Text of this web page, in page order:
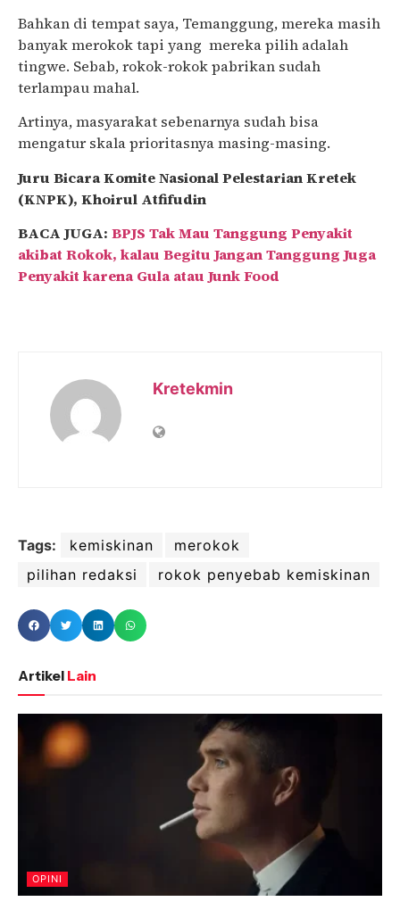
Bahkan di tempat saya, Temanggung, mereka masih
banyak merokok tapi yang mereka pilih adalah
tingwe. Sebab, rokok-rokok pabrikan sudah
terlampau mahal.
Artinya, masyarakat sebenarnya sudah bisa
mengatur skala prioritasnya masing-masing.
Juru Bicara Komite Nasional Pelestarian Kretek
(KNPK), Khoirul Atfifudin
BACA JUGA: BPJS Tak Mau Tanggung Penyakit
akibat Rokok, kalau Begitu Jangan Tanggung Juga
Penyakit karena Gula atau Junk Food
Kretekmin
Tags: kemiskinan
merokok
pilihan redaksi
rokok penyebab kemiskinan
Artikel Lain
OPINI